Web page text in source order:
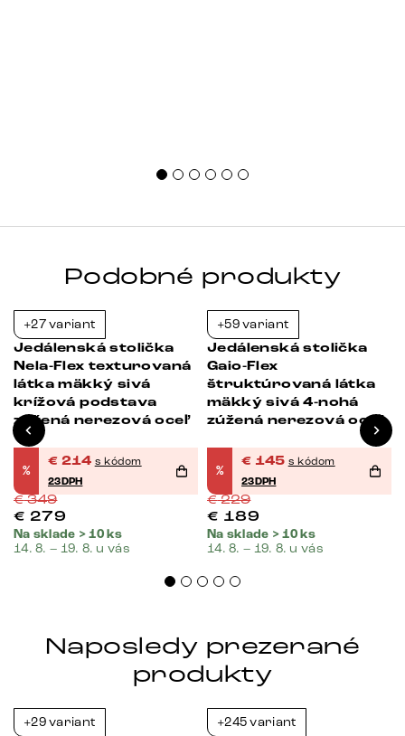
Podobné produkty
+27 variant
Jedálenská stolička
Nela-Flex texturovaná
látka mäkký sivá
krížová podstava
zúžená nerezová oceľ
%
€ 214 s kódom
23DPH
€349
€ 279
Na sklade > 10 ks
14. 8. – 19. 8. u vás
+59 variant
Jedálenská stolička
Gaio-Flex
štruktúrovaná látka
mäkký sivá 4-nohá
zúžená nerezová oceľ
%
€ 145 s kódom
23DPH
€229
€ 189
Na sklade > 10 ks
14. 8. – 19. 8. u vás
Naposledy prezerané
produkty
+29 variant +245 variant